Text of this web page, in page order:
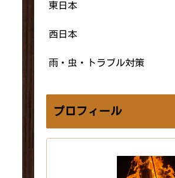
東日本
西日本
雨・虫・トラブル対策
プロフィール